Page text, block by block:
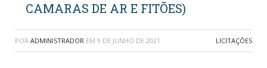
CAMARAS DE AR E FITÕES)
POR ADMINISTRADOR EM 9 DE JUNHO DE 2021 LICITAÇÕES